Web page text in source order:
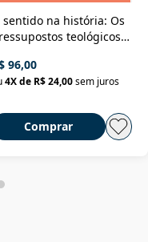
sentido na história: Os
teológicos
96,00
4X de R$ 24,00 sem juros
Comprar